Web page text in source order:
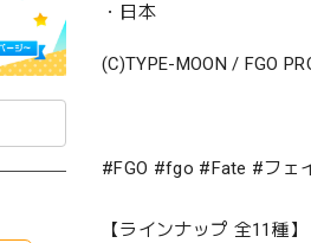
・日本
(C)TYPE-MOON / FGO
#FGO #fgo #Fate #フェ
【ラインナップ 全11種】